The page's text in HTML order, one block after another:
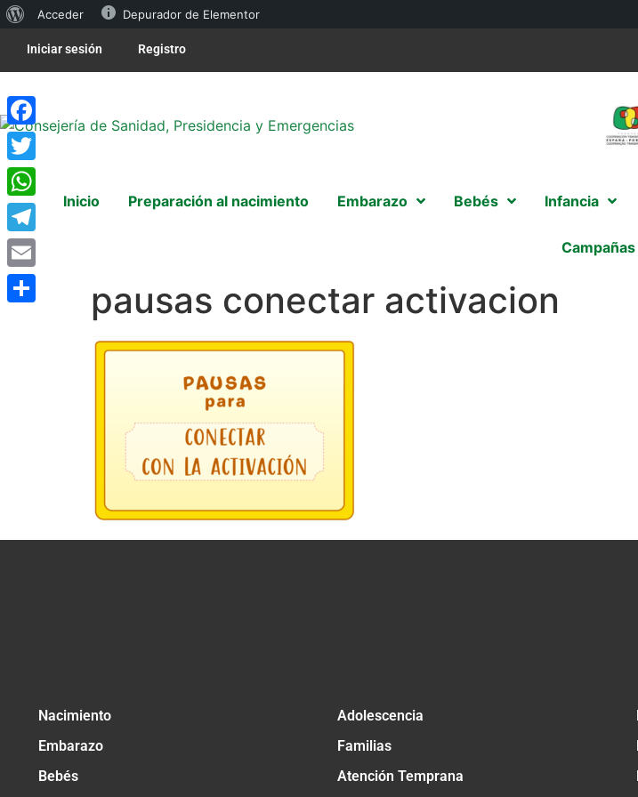
Acceder Depurador de Elementor
Iniciar sesión Registro
Inicio Preparación al nacimiento Embarazo Bebés Infancia
Campañas
pausas conectar activacion
Nacimiento
Embarazo
Bebés
Adolescencia
Familias
Atención Temprana
Facebook
Twitter
WhatsApp
Telegram
Email